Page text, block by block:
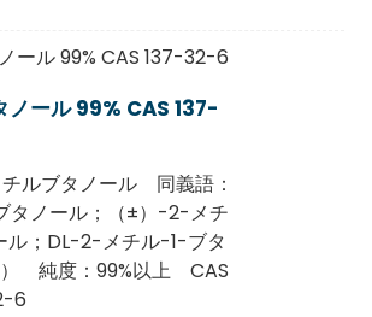
ノール 99% CAS 137-
ルブタノール 同義語：
タノール；（±）-2-メチ
ル；DL-2-メチル-1-ブタ
） 純度：99%以上 CAS
6